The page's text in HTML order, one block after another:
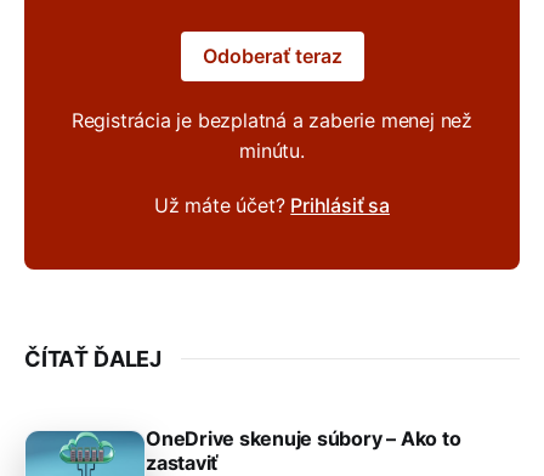
Odoberať teraz
Registrácia je bezplatná a zaberie menej než
minútu.
Už máte účet? Prihlásiť sa
ČÍTAŤ ĎALEJ
OneDrive skenuje súbory – Ako to
zastaviť